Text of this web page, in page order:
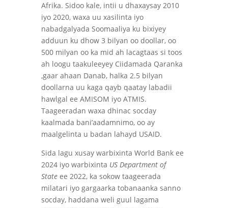
Afrika. Sidoo kale, intii u dhaxaysay 2010
iyo 2020, waxa uu xasilinta iyo
nabadgalyada Soomaaliya ku bixiyey
adduun ku dhow 3 bilyan oo doollar, oo
500 milyan oo ka mid ah lacagtaas si toos
ah loogu taakuleeyey Ciidamada Qaranka
,gaar ahaan Danab, halka 2.5 bilyan
doollarna uu kaga qayb qaatay labadii
hawlgal ee AMISOM iyo ATMIS.
Taageeradan waxa dhinac socday
kaalmada bani’aadamnimo, oo ay
maalgelinta u badan lahayd USAID.
Sida lagu xusay warbixinta World Bank ee
2024 iyo warbixinta US Department of
Stateee 2022, ka sokow taageerada
milatari iyo gargaarka tobanaanka sanno
socday, haddana weli guul lagama